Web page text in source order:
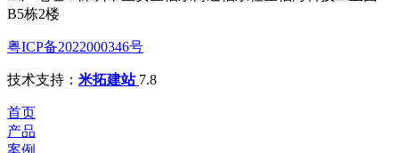
B5栋2楼
粤ICP备2022000346号
技术支持： 米拓建站 7.8
首页
产品
案例